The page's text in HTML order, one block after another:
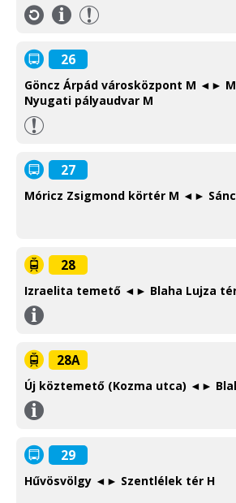
Információ
Information
26
Göncz Árpád városközpont M ◄►
Nyugati pályaudvar M
27
Móricz Zsigmond körtér M ◄►
28
Izraelita temető ◄► Blaha Lujza
Információ
Information
28A
Új köztemető (Kozma utca) ◄►
Információ
Information
29
Hűvösvölgy ◄► Szentlélek tér H